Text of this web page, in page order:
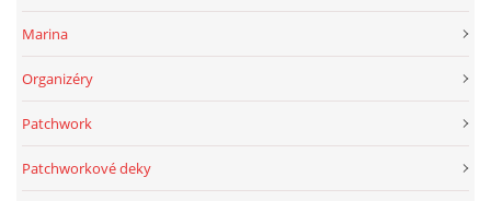
Marina
Organizéry
Patchwork
Patchworkové deky